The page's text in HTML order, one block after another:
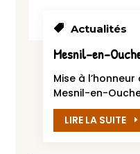
Actualités
Mise à
Mesnil-en-
LIRE LA SUITE